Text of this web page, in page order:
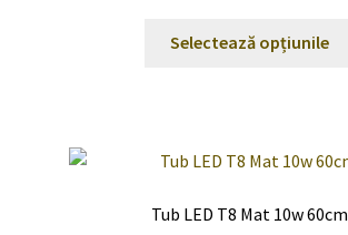
Selectează opțiunile
Tub LED T8 Mat 10w 60cm